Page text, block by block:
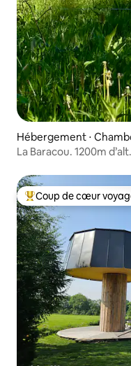
Hébergement ⋅
La Baracou. 1200m
Coups de cœur
Coup de cœur